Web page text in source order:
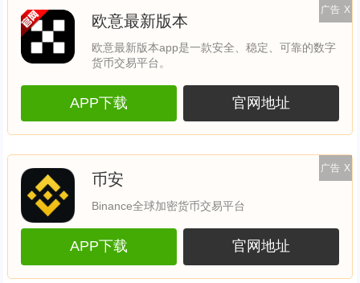
广告 X
欧意最新版本
欧意最新版本app是一款安全、稳定、可靠的数字
货币交易平台。
APP下载 官网地址
广告 X
币安
Binance全球加密货币交易平台
APP下载 官网地址